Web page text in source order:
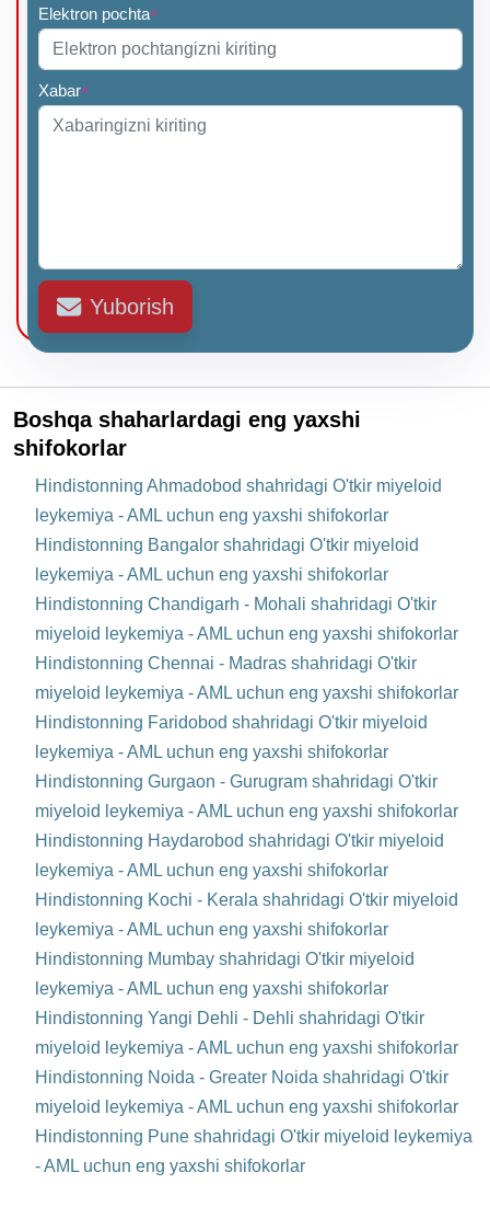
Elektron pochta*
Xabar*
Yuborish
Boshqa shaharlardagi eng yaxshi
shifokorlar
Hindistonning Ahmadobod shahridagi O'tkir miyeloid
leykemiya - AML uchun eng yaxshi shifokorlar
Hindistonning Bangalor shahridagi O'tkir miyeloid
leykemiya - AML uchun eng yaxshi shifokorlar
Hindistonning Chandigarh - Mohali shahridagi O'tkir
miyeloid leykemiya - AML uchun eng yaxshi shifokorlar
Hindistonning Chennai - Madras shahridagi O'tkir
miyeloid leykemiya - AML uchun eng yaxshi shifokorlar
Hindistonning Faridobod shahridagi O'tkir miyeloid
leykemiya - AML uchun eng yaxshi shifokorlar
Hindistonning Gurgaon - Gurugram shahridagi O'tkir
miyeloid leykemiya - AML uchun eng yaxshi shifokorlar
Hindistonning Haydarobod shahridagi O'tkir miyeloid
leykemiya - AML uchun eng yaxshi shifokorlar
Hindistonning Kochi - Kerala shahridagi O'tkir miyeloid
leykemiya - AML uchun eng yaxshi shifokorlar
Hindistonning Mumbay shahridagi O'tkir miyeloid
leykemiya - AML uchun eng yaxshi shifokorlar
Hindistonning Yangi Dehli - Dehli shahridagi O'tkir
miyeloid leykemiya - AML uchun eng yaxshi shifokorlar
Hindistonning Noida - Greater Noida shahridagi O'tkir
miyeloid leykemiya - AML uchun eng yaxshi shifokorlar
Hindistonning Pune shahridagi O'tkir miyeloid leykemiya
- AML uchun eng yaxshi shifokorlar